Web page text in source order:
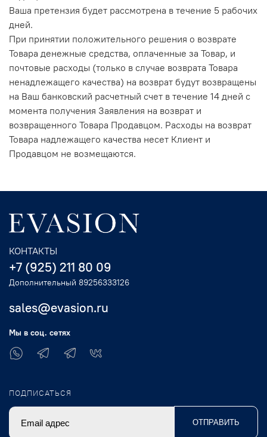
Ваша претензия будет рассмотрена в течение 5 рабочих
дней.
При принятии положительного решения о возврате
Товара денежные средства, оплаченные за Товар, и
почтовые расходы (только в случае возврата Товара
ненадлежащего качества) на возврат будут возвращены
на Ваш банковский расчетный счет в течение 14 дней с
момента получения Заявления на возврат и
возвращенного Товара Продавцом. Расходы на возврат
Товара надлежащего качества несет Клиент и
Продавцом не возмещаются.
КОНТАКТЫ
+7 (925) 211 80 09
Дополнительный 89256333126
sales@evasion.ru
Мы в соц. сетях
ПОДПИСАТЬСЯ
ОТПРАВИТЬ